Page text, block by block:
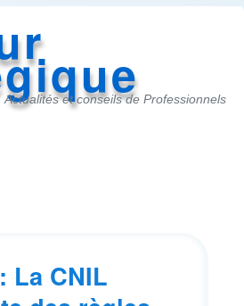
Actualités et conseils de Professionnels
La CNIL